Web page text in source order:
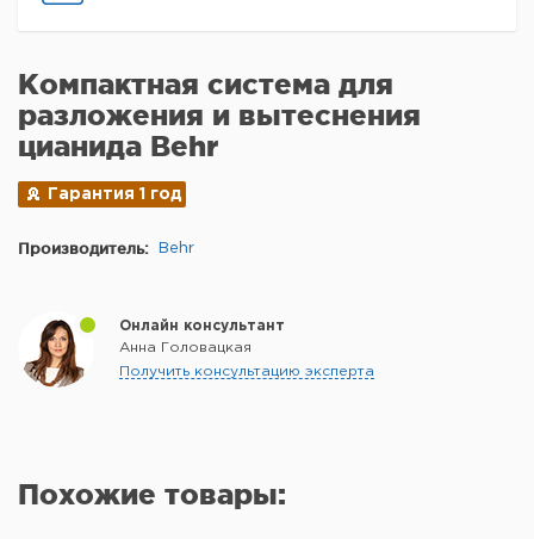
Компактная система для
разложения и вытеснения
цианида Behr
Гарантия 1 год
Производитель: Behr
Онлайн консультант
Анна Головацкая
Получить консультацию эксперта
Похожие товары: